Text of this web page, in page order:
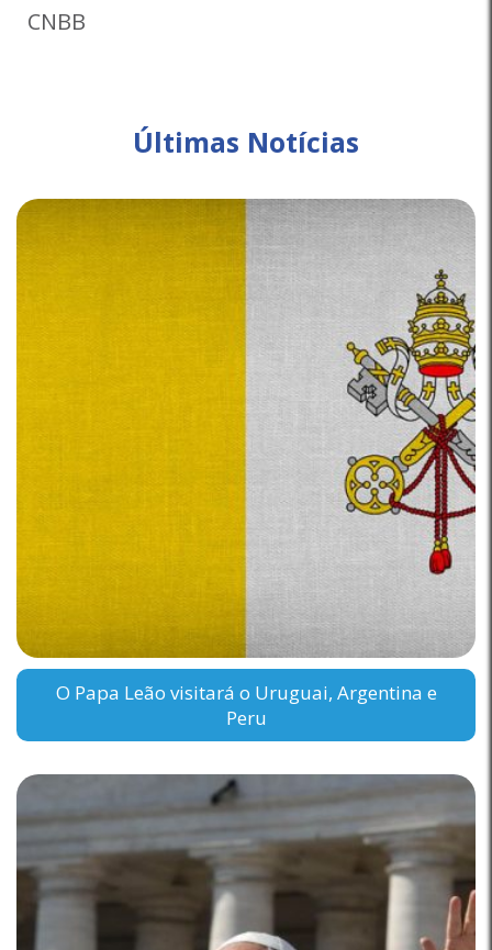
CNBB
Últimas Notícias
O Papa Leão visitará o Uruguai, Argentina e
Peru